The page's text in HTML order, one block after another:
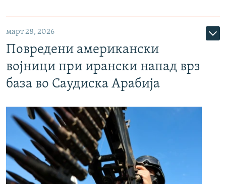
март 28, 2026
Повредени американски
војници при ирански напад врз
база во Саудиска Арабија